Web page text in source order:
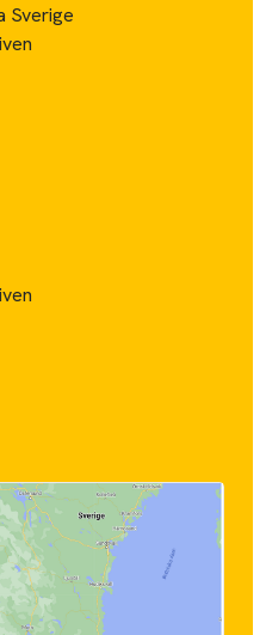
Sverige